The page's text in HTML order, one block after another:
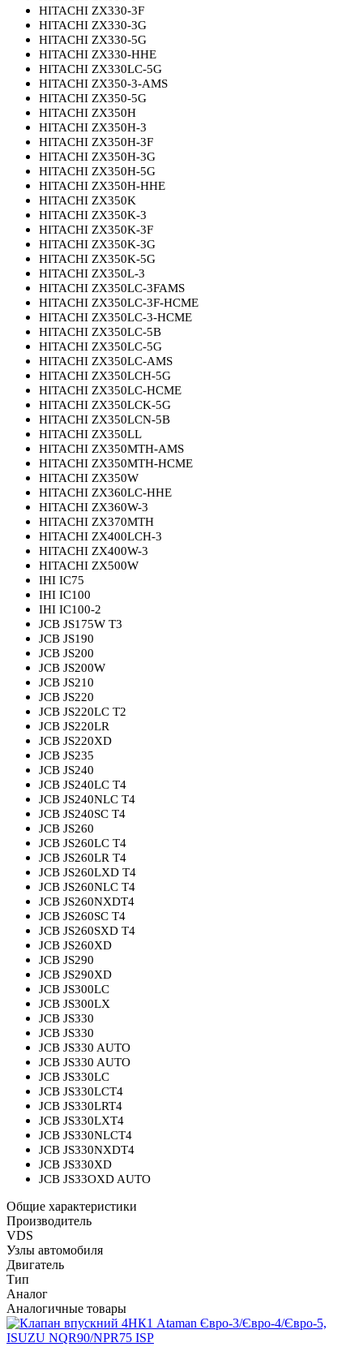
HITACHI ZX330-3F
HITACHI ZX330-3G
HITACHI ZX330-5G
HITACHI ZX330-HHE
HITACHI ZX330LC-5G
HITACHI ZX350-3-AMS
HITACHI ZX350-5G
HITACHI ZX350H
HITACHI ZX350H-3
HITACHI ZX350H-3F
HITACHI ZX350H-3G
HITACHI ZX350H-5G
HITACHI ZX350H-HHE
HITACHI ZX350K
HITACHI ZX350K-3
HITACHI ZX350K-3F
HITACHI ZX350K-3G
HITACHI ZX350K-5G
HITACHI ZX350L-3
HITACHI ZX350LC-3FAMS
HITACHI ZX350LC-3F-HCME
HITACHI ZX350LC-3-HCME
HITACHI ZX350LC-5B
HITACHI ZX350LC-5G
HITACHI ZX350LC-AMS
HITACHI ZX350LCH-5G
HITACHI ZX350LC-HCME
HITACHI ZX350LCK-5G
HITACHI ZX350LCN-5B
HITACHI ZX350LL
HITACHI ZX350MTH-AMS
HITACHI ZX350MTH-HCME
HITACHI ZX350W
HITACHI ZX360LC-HHE
HITACHI ZX360W-3
HITACHI ZX370MTH
HITACHI ZX400LCH-3
HITACHI ZX400W-3
HITACHI ZX500W
IHI IC75
IHI IC100
IHI IC100-2
JCB JS175W T3
JCB JS190
JCB JS200
JCB JS200W
JCB JS210
JCB JS220
JCB JS220LC T2
JCB JS220LR
JCB JS220XD
JCB JS235
JCB JS240
JCB JS240LC T4
JCB JS240NLC T4
JCB JS240SC T4
JCB JS260
JCB JS260LC T4
JCB JS260LR T4
JCB JS260LXD T4
JCB JS260NLC T4
JCB JS260NXDT4
JCB JS260SC T4
JCB JS260SXD T4
JCB JS260XD
JCB JS290
JCB JS290XD
JCB JS300LC
JCB JS300LX
JCB JS330
JCB JS330
JCB JS330 AUTO
JCB JS330 AUTO
JCB JS330LC
JCB JS330LCT4
JCB JS330LRT4
JCB JS330LXT4
JCB JS330NLCT4
JCB JS330NXDT4
JCB JS330XD
JCB JS33OXD AUTO
Общие характеристики
Производитель
VDS
Узлы автомобиля
Двигатель
Тип
Аналог
Аналогичные товары